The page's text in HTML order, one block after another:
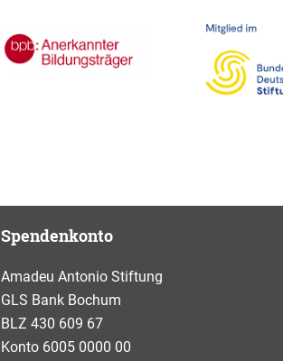
Spendenkonto
Amadeu Antonio Stiftung
GLS Bank Bochum
BLZ 430 609 67
Konto 6005 0000 00